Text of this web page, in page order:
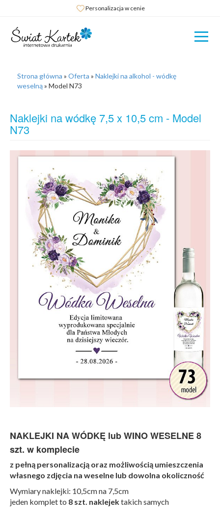
Personalizacja w cenie
Strona główna » Oferta » Naklejki na alkohol - wódkę
weselną» Model N73
Naklejki na wódkę 7,5 x 10,5 cm - Model
N73
NAKLEJKI NA WÓDKĘ lub WINO WESELNE 8
szt. w komplecie
z pełną personalizacją oraz możliwością umieszczenia
własnego zdjęcia na weselne lub dowolna okoliczność
Wymiary naklejki: 10,5cm na 7,5cm
jeden komplet to 8 szt. naklejektakich samych